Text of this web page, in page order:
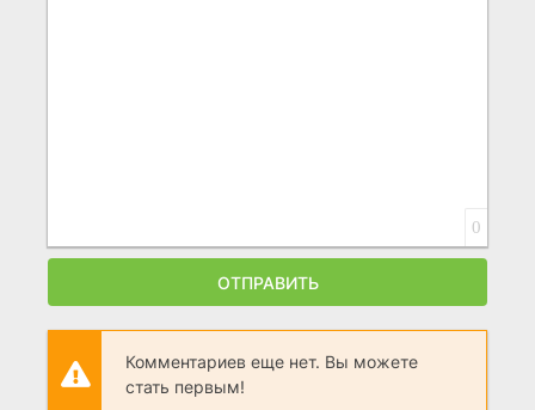
0
ОТПРАВИТЬ
Комментариев еще нет. Вы можете
стать первым!